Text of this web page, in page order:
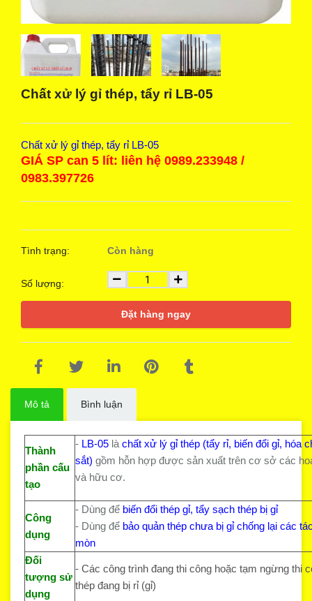
Chất xử lý gỉ thép, tẩy rỉ LB-05
Chất xử lý gỉ thép, tẩy rỉ LB-05
GIÁ SP can 5 lít: liên hệ 0989.233948 /
0983.397726
Tình trạng: Còn hàng
Số lượng:
Đặt hàng ngay
Mô tả Bình luận
Thành
phần cấu
tạo
- LB-05 là chất xử lý gỉ thép (tẩy rỉ, biến đổi gỉ, hóa
sắt) gồm hỗn hợp được sản xuất trên cơ sở các
và hữu cơ.
Công
dụng
- Dùng để biến đổi thép gỉ, tẩy sạch thép bị gỉ
- Dùng để bảo quản thép chưa bị gỉ chống lại các
mòn
Đối
tượng sử
dụng
- Các công trình đang thi công hoặc tạm ngừng thi
thép đang bị rỉ (gỉ)